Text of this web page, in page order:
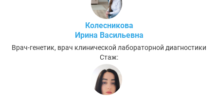
Колесникова
Ирина Васильевна
Врач-генетик, врач клинической лабораторной диагностики
Стаж: